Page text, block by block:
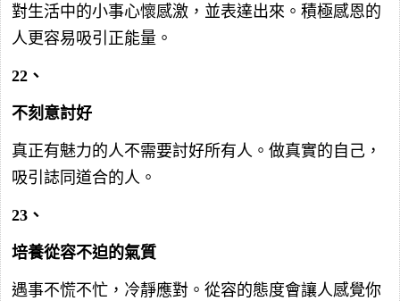
對生活中的小事心懷感激，並表達出來。積極感恩的
人更容易吸引正能量。
22、
不刻意討好
真正有魅力的人不需要討好所有人。做真實的自己，
吸引誌同道合的人。
23、
培養從容不迫的氣質
遇事不慌不忙，冷靜應對。從容的態度會讓人感覺你